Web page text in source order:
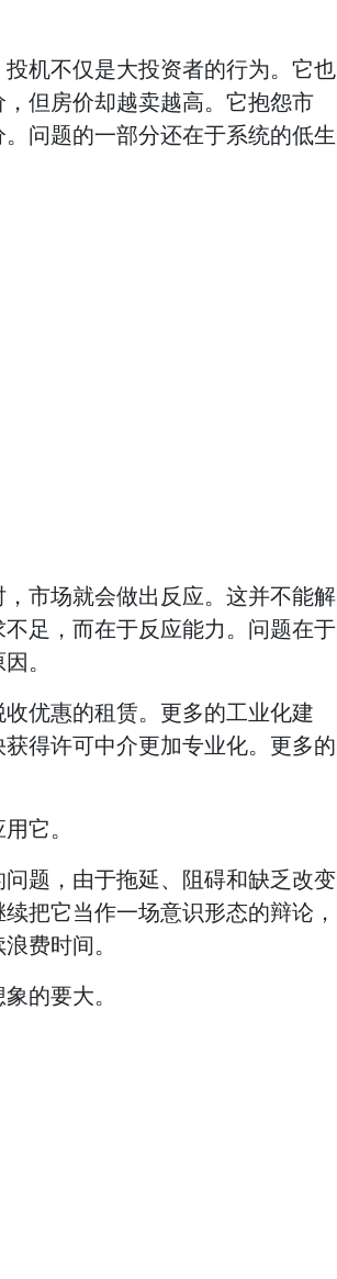
机不仅是大投资者的行为。它也
但房价却越卖越高。它抱怨市
问题的一部分还在于系统的低生
市场就会做出反应。这并不能解
足，而在于反应能力。问题在于
。
优惠的租赁。更多的工业化建
得许可中介更加专业化。更多的
它。
题，由于拖延、阻碍和缺乏改变
把它当作一场意识形态的辩论，
费时间。
的要大。